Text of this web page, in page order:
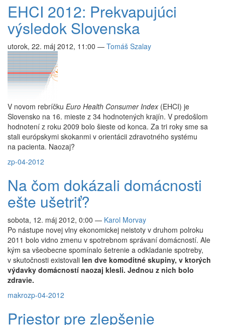
EHCI 2012: Prekvapujúci
výsledok Slovenska
utorok, 22. máj 2012, 11:00 — Tomáš Szalay
V novom rebríčku Euro Health Consumer Index (EHCI) je
Slovensko na 16. mieste z 34 hodnotených krajín. V predošlom
hodnotení z roku 2009 bolo šieste od konca. Za tri roky sme sa
stali európskymi skokanmi v orientácii zdravotného systému
na pacienta. Naozaj?
zp-04-2012
Na čom dokázali domácnosti
ešte ušetriť?
sobota, 12. máj 2012, 0:00 — Karol Morvay
Po nástupe novej vlny ekonomickej neistoty v druhom polroku
2011 bolo vidno zmenu v spotrebnom správaní domácností. Ale
kým sa všeobecne spomínalo šetrenie a odkladanie spotreby,
v skutočnosti existovali len dve komoditné skupiny, v ktorých
výdavky domácností naozaj klesli. Jednou z nich bolo
zdravie.
makrozp-04-2012
Priestor pre zlepšenie